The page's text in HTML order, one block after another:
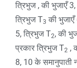
त्रिभुज , की भुजाएँ
त्रिभुज T3 की
5, त्रिभुज T2, की
प्रकार त्रिभुज T2 ,
8, 10 के समानुपाती